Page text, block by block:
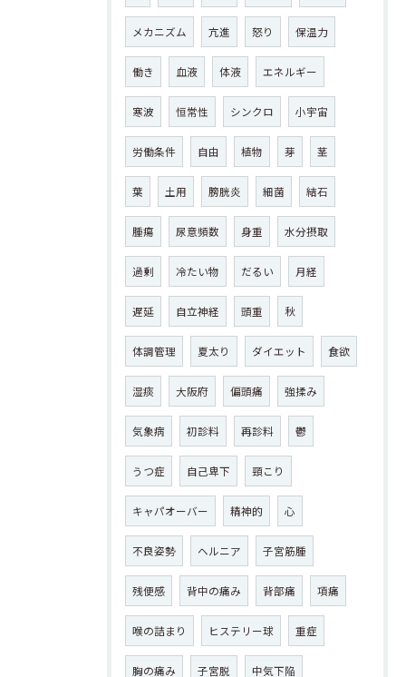
メカニズム 亢進 怒り 保温力
働き 血液 体液 エネルギー
寒波 恒常性 シンクロ 小宇宙
労働条件 自由 植物 芽 茎
葉 土用 膀胱炎 細菌 結石
腫瘍 尿意頻数 身重 水分摂取
過剰 冷たい物 だるい 月経
遅延 自立神経 頭重 秋
体調管理 夏太り ダイエット 食欲
湿痰 大阪府 偏頭痛 強揉み
気象病 初診料 再診料 鬱
うつ症 自己卑下 頸こり
キャパオーバー 精神的 心
不良姿勢 ヘルニア 子宮筋腫
残便感 背中の痛み 背部痛 項痛
喉の詰まり ヒステリー球 重症
胸の痛み 子宮脱 中気下陥